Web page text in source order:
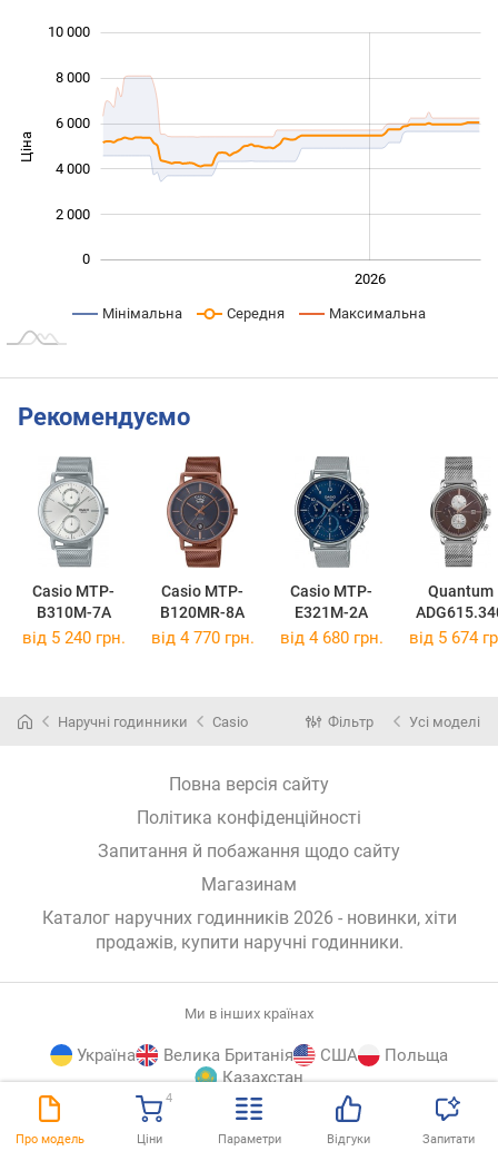
Про модель Ціни
4
Параметри Відгуки Запитати
Ціна
0
2 000
4 000
6 000
8 000
10 000
2026
Мінімальна Середня Максимальна
Рекомендуємо
Casio MTP-
B310M-7A
Casio MTP-
B120MR-8A
Casio MTP-
E321M-2A
Quantum
від 5 240 грн. від 4 770 грн. від 4 680 грн. від 5 674
Наручні годинники Casio Фільтр Усі моделі
Повна версія сайту
Політика конфіденційності
Запитання й побажання щодо сайту
Магазинам
Каталог наручних годинників 2026 - новинки, хіти
продажів, купити наручні годинники.
Ми в інших країнах
Україна Велика Британія США
Польща
Казахстан
© E-Katalog, 2026 ВГОРУ